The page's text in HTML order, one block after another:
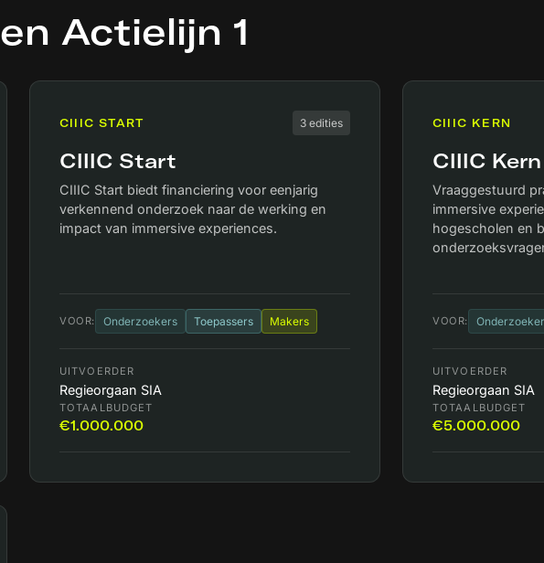
Actielijn 1
CIIIC START 3 edities
CIIIC Start
CIIIC Start biedt financiering voor eenjarig
verkennend onderzoek naar de werking en
impact van immersive experiences.
VOOR: Onderzoekers Toepassers Makers
UITVOERDER
Regieorgaan SIA
TOTAALBUDGET
€1.000.000
CIIIC KERN
CIIIC Kern
Vraaggestuurd
immersive
hogescholen en
VOOR:
UITVOERDER
Regieorgaan SIA
TOTAALBUDGET
€5.000.000